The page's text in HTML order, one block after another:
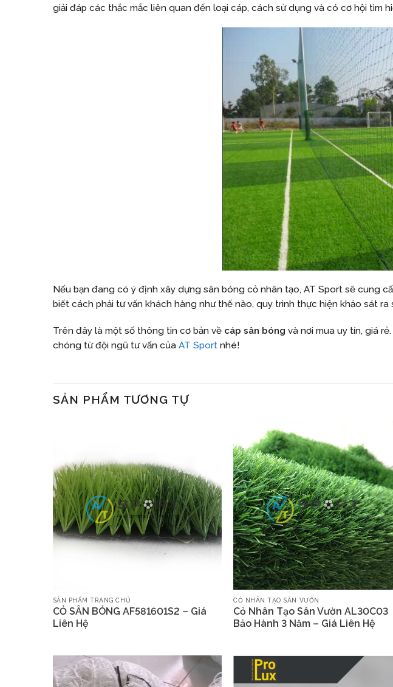
giải đáp các thắc mắc liên quan đến loại cáp, cách sử dụng và có cơ hội tìm
Nếu bạn đang có ý định xây dựng sân bóng cỏ nhân tạo, AT Sport sẽ cung
biết cách phải tư vấn khách hàng như thế nào, quy trình thực hiện khảo sát
Trên đây là một số thông tin cơ bản về cáp sân bóng và nơi mua uy tín, giá
chóng từ đội ngũ tư vấn của AT Sport nhé!
SẢN PHẨM TƯƠNG TỰ
SẢN PHẨM TRANG CHỦ
CỎ SÂN BÓNG AF581601S2 – Giá
Liên Hệ
CỎ NHÂN TẠO SÂN VƯỜN
Cỏ Nhân Tạo Sân Vườn AL30C03
Bảo Hành 3 Năm – Giá Liên Hệ